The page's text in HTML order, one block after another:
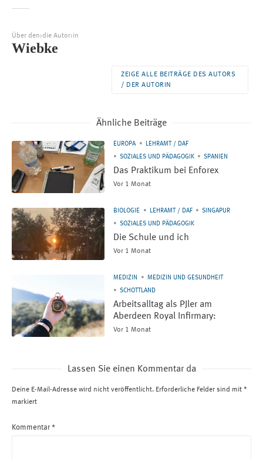
Über den:die Autor:in
Wiebke
ZEIGE ALLE BEITRÄGE DES AUTORS
/ DER AUTORIN
Ähnliche Beiträge
EUROPA
LEHRAMT / DAF
SOZIALES UND PÄDAGOGIK
SPANIEN
Das Praktikum bei Enforex
Vor 1 Monat
BIOLOGIE LEHRAMT / DAF
SINGAPUR
SOZIALES UND PÄDAGOGIK
Die Schule und ich
Vor 1 Monat
MEDIZIN
MEDIZIN UND GESUNDHEIT
SCHOTTLAND
Arbeitsalltag als PJler am
Aberdeen Royal Infirmary:
Vor 1 Monat
Lassen Sie einen Kommentar da
Deine E-Mail-Adresse wird nicht veröffentlicht. Erforderliche Felder sind mit *
markiert
Kommentar*